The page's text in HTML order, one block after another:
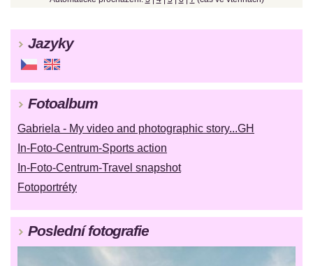
Jazyky
Fotoalbum
Gabriela - My video and photographic story...GH
In-Foto-Centrum-Sports action
In-Foto-Centrum-Travel snapshot
Fotoportréty
Poslední fotografie